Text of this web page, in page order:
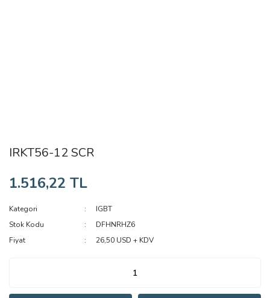
IRKT56-12 SCR
1.516,22 TL
Kategori
IGBT
Stok Kodu
DFHNRHZ6
Fiyat
26,50 USD + KDV